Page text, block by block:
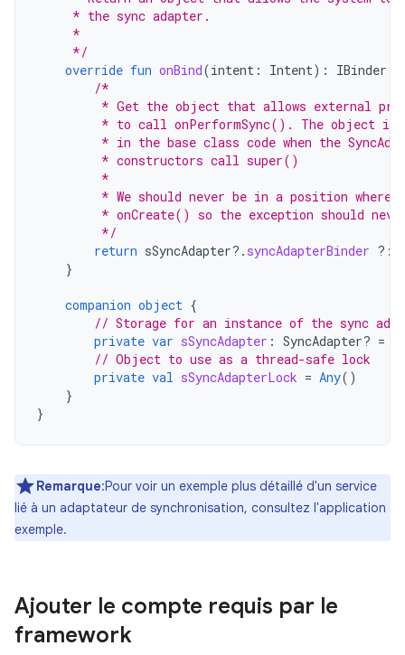
     * the sync adapter.
     *
     */
override fun onBind(intent : Intent): IBinder
/*
* Get the object that allows external
* to call onPerformSync(). The object is
* in the base class code when the
         * constructors call super()
         *
* We should never be in a position where
* onCreate() so the exception should
         */
return sSyncAdapter?. syncAdapterBinder ?:
}
companion object {
// Storage for an instance of the sync
private var sSyncAdapter : SyncAdapter? =
// Object to use as a thread-safe lock
private val sSyncAdapterLock = Any()
}
}
Remarque:Pour voir un exemple plus détaillé d'un service
lié à un adaptateur de synchronisation, consultez l'application
exemple.
Ajouter le compte requis par le
framework